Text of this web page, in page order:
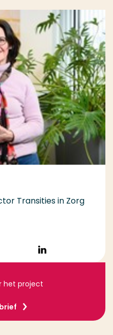
Transities in Zorg
Volg op
LinkedIn
het project